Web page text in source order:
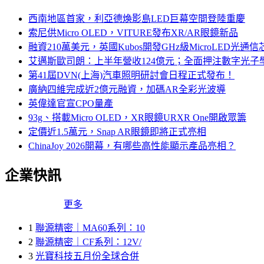
西南地區首家，利亞德煥影島LED巨幕空間登陸重慶
索尼供Micro OLED，VITURE發布XR/AR眼鏡新品
融資210萬美元，英國Kubos開發GHz級MicroLED光通信
艾邁斯歐司朗：上半年營收124億元；全面押注數字光子
第41屆DVN(上海)汽車照明研討會日程正式發布！
廣納四維完成近2億元融資，加碼AR全彩光波導
英偉達官宣CPO量產
93g、搭載Micro OLED，XR眼鏡URXR One開啟眾籌
定價近1.5萬元，Snap AR眼鏡即將正式亮相
ChinaJoy 2026開幕，有哪些高性能顯示產品亮相？
企業快訊
更多
1 聯源精密｜MA60系列：10
2 聯源精密｜CF系列：12V/
3 光寶科技五月份全球合併